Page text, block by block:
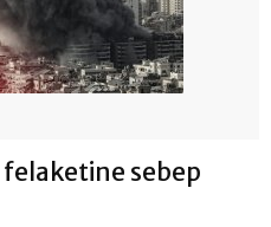
felaketine sebep